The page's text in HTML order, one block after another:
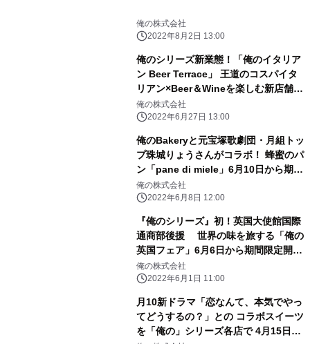
俺の株式会社
2022年8月2日 13:00
俺のシリーズ新業態！「俺のイタリア
ン Beer Terrace」 王道のコスパイタ
リアン×Beer＆Wineを楽しむ新店舗が
7月1日に恵比寿ガーデンプレイスにオ
ープン！
俺の株式会社
2022年6月27日 13:00
俺のBakeryと元宝塚歌劇団・月組トッ
プ珠城りょうさんがコラボ！ 蜂蜜のパ
ン「pane di miele」6月10日から期間
限定で販売開始
俺の株式会社
2022年6月8日 12:00
『俺のシリーズ』初！英国大使館国際
通商部後援 世界の味を旅する「俺の
英国フェア」6月6日から期間限定開
催！
俺の株式会社
2022年6月1日 11:00
月10新ドラマ「恋なんて、本気でやっ
てどうするの？」との コラボスイーツ
を「俺の」シリーズ各店で 4月15日か